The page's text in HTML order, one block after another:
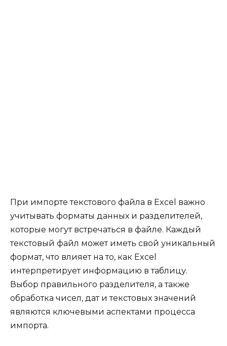
При импорте текстового файла в Excel важно
учитывать форматы данных и разделителей,
которые могут встречаться в файле. Каждый
текстовый файл может иметь свой уникальный
формат, что влияет на то, как Excel
интерпретирует информацию в таблицу.
Выбор правильного разделителя, а также
обработка чисел, дат и текстовых значений
являются ключевыми аспектами процесса
импорта.